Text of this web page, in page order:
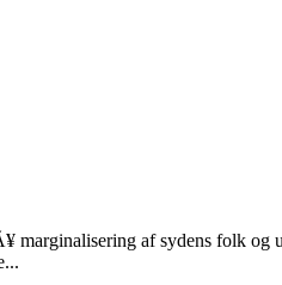
marginalisering af sydens folk og